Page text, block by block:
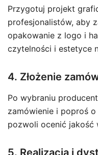
Przygotuj projekt
profesjonalistów, aby
opakowanie z logo i
czytelności i estetyce
4. Złożenie
Po wybraniu
zamówienie i poproś
pozwoli ocenić jakość
5. Realizacja i